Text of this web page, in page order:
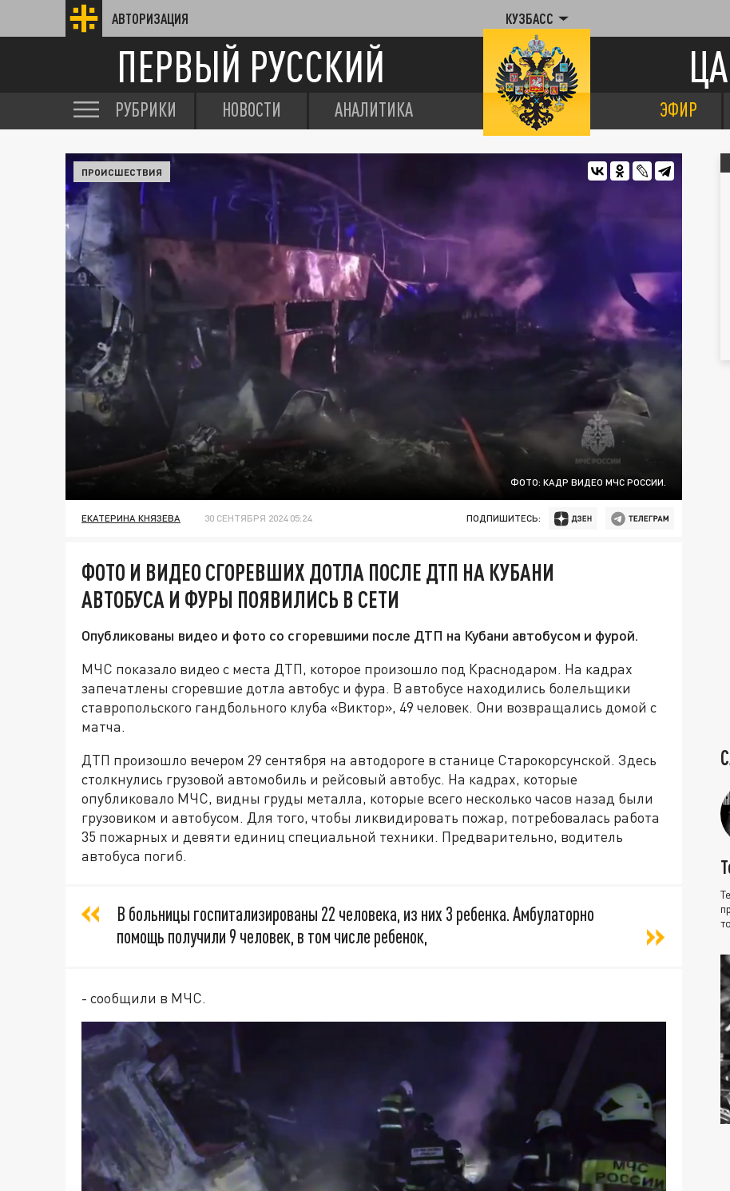
АВТОРИЗАЦИЯ КУЗБАСС
ПЕРВЫЙ РУССКИЙ
РУБРИКИ НОВОСТИ АНАЛИТИКА ЭФИР
ФОТО: КАДР ВИДЕО МЧС РОССИИ.
ПРОИСШЕСТВИЯ
ЕКАТЕРИНА КНЯЗЕВА 30 СЕНТЯБРЯ 2024 05:24 ПОДПИШИТЕСЬ:
ФОТО И ВИДЕО СГОРЕВШИХ ДОТЛА ПОСЛЕ ДТП НА КУБАНИ
АВТОБУСА И ФУРЫ ПОЯВИЛИСЬ В СЕТИ
Опубликованы видео и фото со сгоревшими после ДТП на Кубани автобусом и фурой.
МЧС показало видео с места ДТП, которое произошло под Краснодаром. На кадрах
запечатлены сгоревшие дотла автобус и фура. В автобусе находились болельщики
ставропольского гандбольного клуба «Виктор», 49 человек. Они возвращались домой с
матча.
ДТП произошло вечером 29 сентября на автодороге в станице Старокорсунской. Здесь
столкнулись грузовой автомобиль и рейсовый автобус. На кадрах, которые
опубликовало МЧС, видны груды металла, которые всего несколько часов назад были
грузовиком и автобусом. Для того, чтобы ликвидировать пожар, потребовалась работа
35 пожарных и девяти единиц специальной техники. Предварительно, водитель
автобуса погиб.
В больницы госпитализированы 22 человека, из них 3 ребенка. Амбулаторно
помощь получили 9 человек, в том числе ребенок,
- сообщили в МЧС.